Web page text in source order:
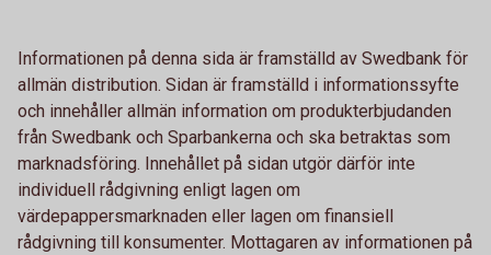
Informationen på denna sida är framställd av Swedbank för
allmän distribution. Sidan är framställd i informationssyfte
och innehåller allmän information om produkterbjudanden
från Swedbank och Sparbankerna och ska betraktas som
marknadsföring. Innehållet på sidan utgör därför inte
individuell rådgivning enligt lagen om
värdepappersmarknaden eller lagen om finansiell
rådgivning till konsumenter. Mottagaren av informationen på